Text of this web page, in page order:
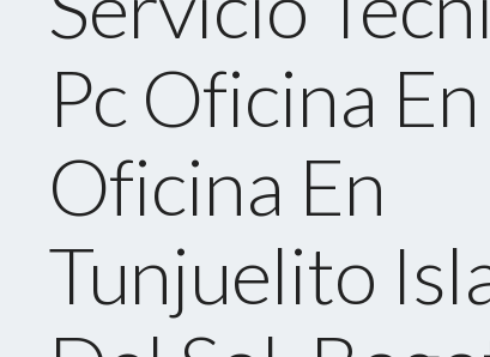
Pc Oficina En
Oficina En
Tunjuelito